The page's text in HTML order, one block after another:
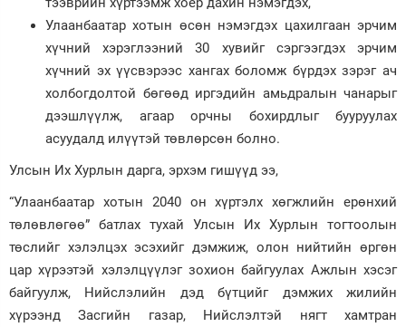
Улаанбаатар хотын өсөн нэмэгдэх цахилгаан эрчим
хүчний хэрэглээний 30 хувийг сэргээгдэх эрчим
хүчний эх үүсвэрээс хангах боломж бүрдэх зэрэг ач
холбогдолтой бөгөөд иргэдийн амьдралын чанарыг
дээшлүүлж, агаар орчны бохирдлыг бууруулах
асуудалд илүүтэй төвлөрсөн болно.
Улсын Их Хурлын дарга, эрхэм гишүүд ээ,
“Улаанбаатар хотын 2040 он хүртэлх хөгжлийн ерөнхий
төлөвлөгөө” батлах тухай Улсын Их Хурлын тогтоолын
төслийг хэлэлцэх эсэхийг дэмжиж, олон нийтийн өргөн
цар хүрээтэй хэлэлцүүлэг зохион байгуулах Ажлын хэсэг
байгуулж, Нийслэлийн дэд бүтцийг дэмжих жилийн
хүрээнд Засгийн газар, Нийслэлтэй нягт хамтран